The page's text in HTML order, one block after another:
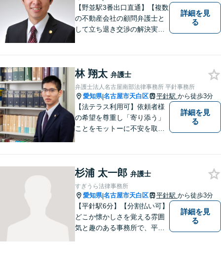
【野並駅3番出口直通】【複数
の不動産会社の顧問弁護士と
して立ち退き交渉の解決実績
被害者側に限る）、離婚、企
業及び個人事業主の顧問に関
する相談は初回相談無料で
す。
詳細を見
る
林 翔太 弁護士
弁護士法人名古屋南部法律事務所 平針事務所
愛知県|名古屋市天白区 平針駅 から徒歩3分
【法テラス利用可】依頼者様
の希望を尊重し「寄り添う」
ことをモットーに不安を取り
添った対応が可能です。お気
軽にご相談ください。
詳細を見
る
杉浦 太一郎 弁護士
すぎうら法律事務所
愛知県|名古屋市天白区 平針駅 から徒歩3分
【平針駅6分】【分割払い可】
どこか懐かしさを覚える雰囲
気と趣のある事務所で、平針
詳細を見
る